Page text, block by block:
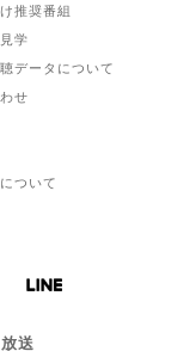
推奨番組
学
データについて
せ
ついて
送